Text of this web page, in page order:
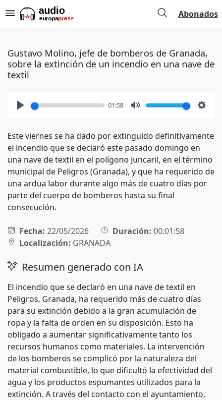
Abonados
Gustavo Molino, jefe de bomberos de Granada,
sobre la extinción de un incendio en una nave de
textil
01:58
Este viernes se ha dado por extinguido definitivamente
el incendio que se declaró este pasado domingo en
una nave de textil en el polígono Juncaril, en el término
municipal de Peligros (Granada), y que ha requerido de
una ardua labor durante algo más de cuatro días por
parte del cuerpo de bomberos hasta su final
consecución.
Fecha: 22/05/2026 Duración: 00:01:58
Localización: GRANADA
Resumen generado con IA
El incendio que se declaró en una nave de textil en
Peligros, Granada, ha requerido más de cuatro días
para su extinción debido a la gran acumulación de
ropa y la falta de orden en su disposición. Esto ha
obligado a aumentar significativamente tanto los
recursos humanos como materiales. La intervención
de los bomberos se complicó por la naturaleza del
material combustible, lo que dificultó la efectividad del
agua y los productos espumantes utilizados para la
extinción. A través del contacto con el ayuntamiento,